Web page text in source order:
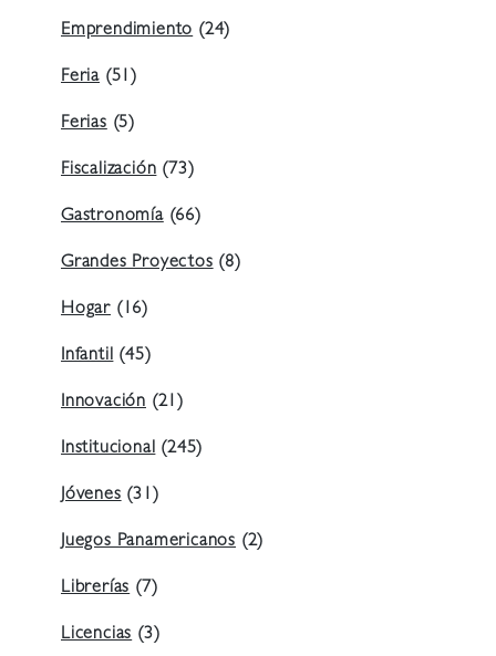
Emprendimiento(24)
Feria (51)
Ferias(5)
Fiscalización(73)
Gastronomía(66)
Grandes Proyectos(8)
Hogar (16)
Infantil(45)
Innovación (21)
Institucional(245)
Jóvenes(31)
Juegos Panamericanos (2)
Librerías(7)
Licencias(3)